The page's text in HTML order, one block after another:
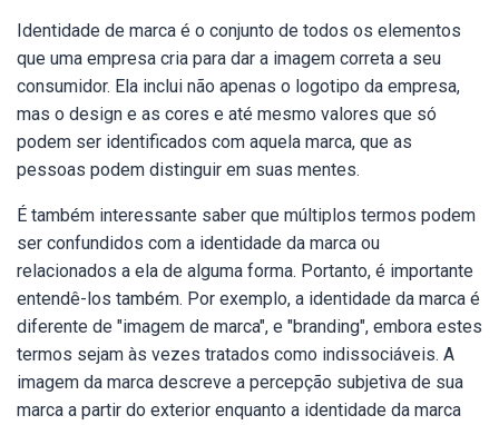
Identidade de marca é o conjunto de todos os elementos
que uma empresa cria para dar a imagem correta a seu
consumidor. Ela inclui não apenas o logotipo da empresa,
mas o design e as cores e até mesmo valores que só
podem ser identificados com aquela marca, que as
pessoas podem distinguir em suas mentes.
É também interessante saber que múltiplos termos podem
ser confundidos com a identidade da marca ou
relacionados a ela de alguma forma. Portanto, é importante
entendê-los também. Por exemplo, a identidade da marca é
diferente de "imagem de marca", e "branding", embora estes
termos sejam às vezes tratados como indissociáveis. A
imagem da marca descreve a percepção subjetiva de sua
marca a partir do exterior enquanto a identidade da marca